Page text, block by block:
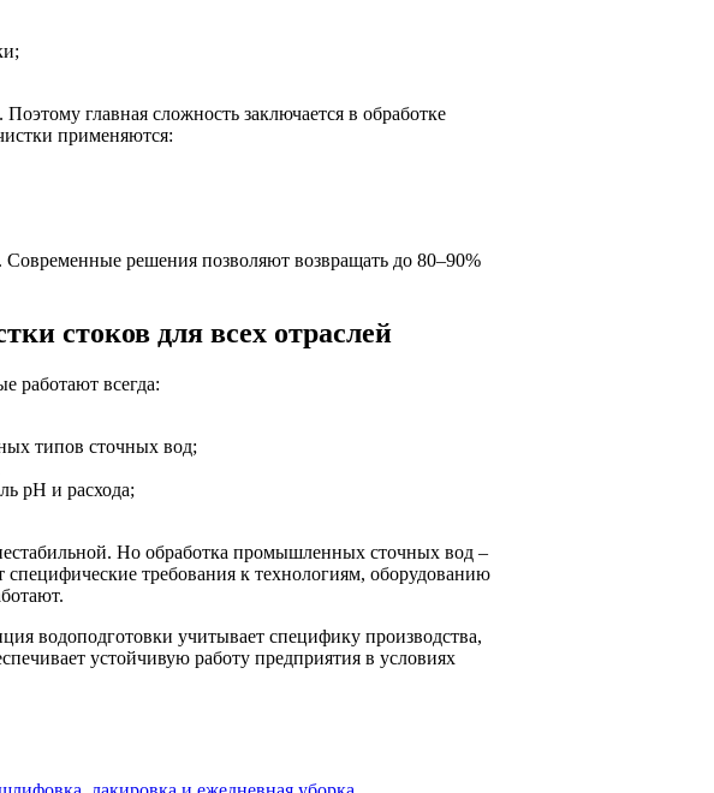
главная сложность заключается в обработке
применяются:
решения позволяют возвращать до 80–90%
стоков для всех отраслей
работают всегда:
типов сточных вод;
pH и расхода;
Но обработка промышленных сточных вод –
специфические требования к технологиям, оборудованию
водоподготовки учитывает специфику производства,
устойчивую работу предприятия в условиях